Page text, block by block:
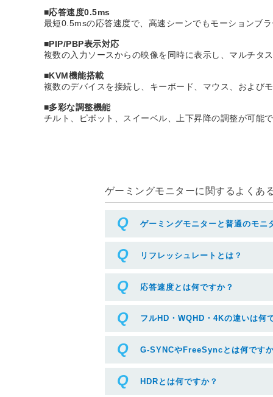
■応答速度0.5ms
最短0.5msの応答速度で、高速シーンでもモーションブ
■PIP/PBP表示対応
複数の入力ソースからの映像を同時に表示し、マルチタ
■KVM機能搭載
複数のデバイスを接続し、キーボード、マウス、および
■多彩な調整機能
チルト、ピボット、スイーベル、上下昇降の調整が可能
ゲーミングモニターに関するよくあ
ゲーミングモニターと普通のモニ
リフレッシュレートとは？
応答速度とは何ですか？
フルHD・WQHD・4Kの違いは何
G-SYNCやFreeSyncとは何です
HDRとは何ですか？